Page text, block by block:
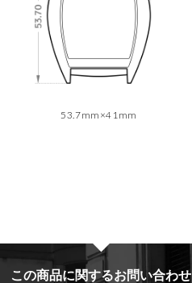
53.7mm×41mm
この商品に関するお問い合わせ